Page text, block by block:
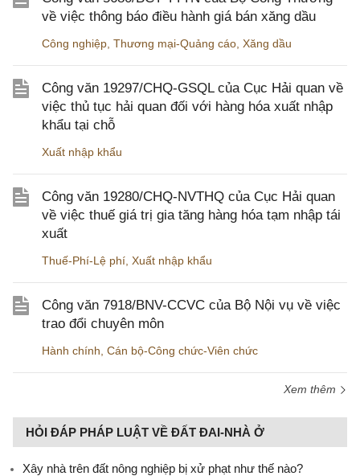
về việc thông báo điều hành giá bán xăng dầu
Công nghiệp Thương mại-Quảng cáo Xăng dầu
Công văn 19297/CHQ-GSQL của Cục Hải quan về
việc thủ tục hải quan đối với hàng hóa xuất nhập
khẩu tại chỗ
Xuất nhập khẩu
Công văn 19280/CHQ-NVTHQ của Cục Hải quan
về việc thuế giá trị gia tăng hàng hóa tạm nhập tái
xuất
Thuế-Phí-Lệ phí Xuất nhập khẩu
Công văn 7918/BNV-CCVC của Bộ Nội vụ về việc
trao đổi chuyên môn
Hành chính Cán bộ-Công chức-Viên chức
Xem thêm
HỎI ĐÁP PHÁP LUẬT VỀ ĐẤT ĐAI-NHÀ Ở
Xây nhà trên đất nông nghiệp bị xử phạt như thế nào?